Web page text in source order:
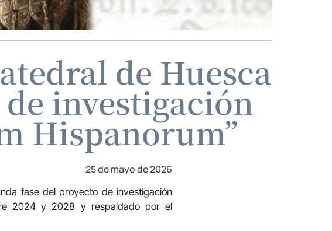
de Huesca
investigación
Hispanorum”
25 de mayo de 2026
fase del proyecto de investigación
2024 y 2028 y respaldado por el